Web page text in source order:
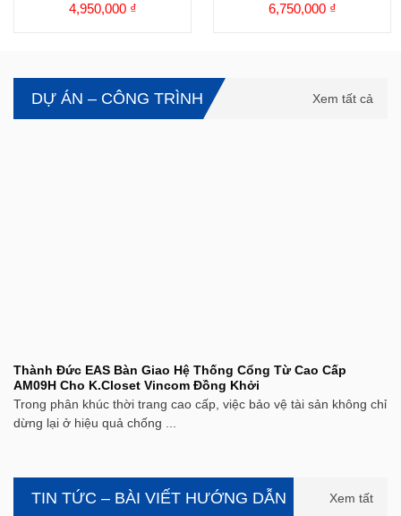
4,950,000 ₫ 6,750,000 ₫
DỰ ÁN – CÔNG TRÌNH Xem tất cả
Thành Đức EAS Bàn Giao Hệ Thống Cổng Từ Cao Cấp
AM09H Cho K.Closet Vincom Đồng Khởi
Trong phân khúc thời trang cao cấp, việc bảo vệ tài sản không chỉ
dừng lại ở hiệu quả chống ...
TIN TỨC – BÀI VIẾT HƯỚNG DẪN Xem tất